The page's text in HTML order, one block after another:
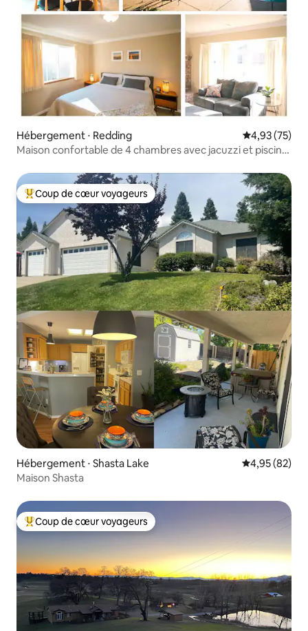
Hébergement ⋅ Redding Évaluation
4,93 (75)
Maison confortable de 4 chambres avec jacuzzi et piscine,
Coups de cœur voyageurs les plus appréciés
Coup de cœur voyageurs
Hébergement ⋅ Shasta Lake Évaluation
4,95 (82)
Maison Shasta
Coups de cœur voyageurs les plus appréciés
Coup de cœur voyageurs